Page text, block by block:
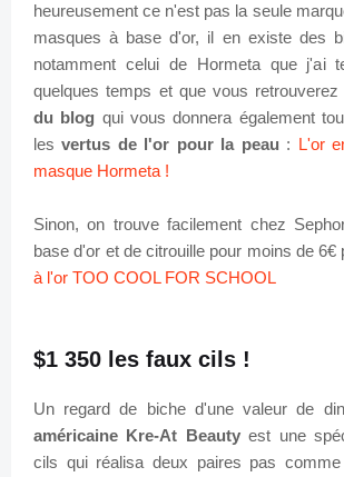
heureusement ce n'est pas la seule
masques à base d'or, il en existe des
notamment celui de Hormeta que j'ai
quelques temps et que vous
du blog qui vous donnera également
lesvertus de l'or pour la peau : L'or
masque Hormeta !
Sinon, on trouve facilement chez
base d'or et de citrouille pour moins de 6€
à l'or TOO COOL FOR SCHOOL
$1 350 les faux cils !
Un regard de biche d'une valeur de
américaine Kre-At Beautyest une
cils qui réalisa deux paires pas